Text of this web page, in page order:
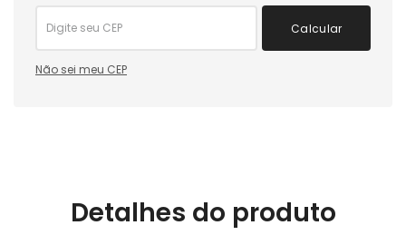
Calcular
Não sei meu CEP
Detalhes do produto